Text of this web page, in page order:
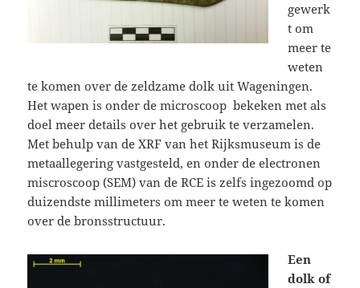
gewerk
t om
meer te
weten
te komen over de zeldzame dolk uit Wageningen.
Het wapen is onder de microscoop bekeken met als
doel meer details over het gebruik te verzamelen.
Met behulp van de XRF van het Rijksmuseum is de
metaallegering vastgesteld, en onder de electronen
miscroscoop (SEM) van de RCE is zelfs ingezoomd op
duizendste millimeters om meer te weten te komen
over de bronsstructuur.
Een
dolk of